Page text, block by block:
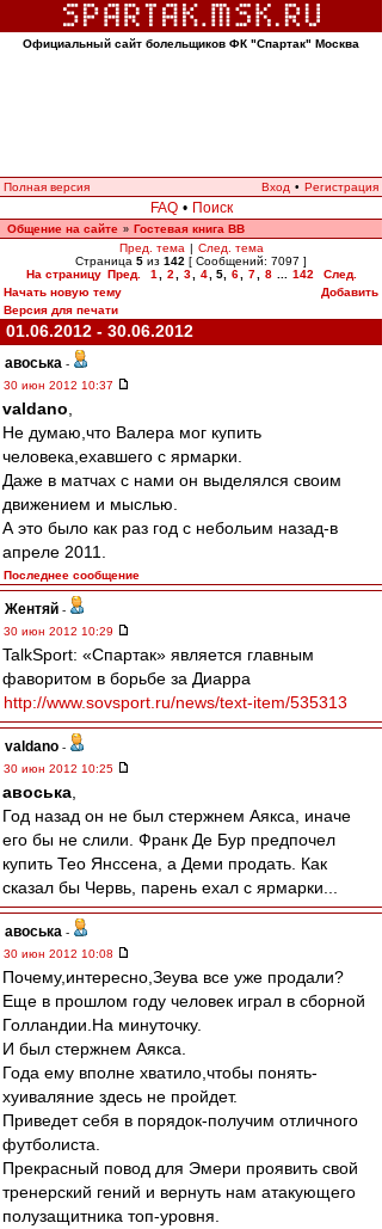
Официальный сайт болельщиков ФК "Спартак" Москва
Полная версия Вход • Регистрация
FAQ • Поиск
Общение на сайте » Гостевая книга ВВ
Пред. тема | След. тема
Страница 5 из 142 [ Сообщений: 7097 ]
На страницу Пред. 1 2 3 4 5, 6 7 8 142
След.
Начать новую тему
Добавить
Версия для печати
01.06.2012 - 30.06.2012
авоська -
30 июн 2012 10:37
valdano
Не думаю,что Валера мог купить
человека,ехавшего с ярмарки.
Даже в матчах с нами он выделялся своим
движением и мыслью.
А это было как раз год c небольим назад-в
апреле 2011.
Последнее сообщение
Жентяй -
30 июн 2012 10:29
TalkSport: «Спартак» является главным
фаворитом в борьбе за Диарра
http://www.sovsport.ru/news/text-item/535313
valdano -
30 июн 2012 10:25
авоська
Год назад он не был стержнем Аякса, иначе
его бы не слили. Франк Де Бур предпочел
купить Тео Янссена, а Деми продать. Как
сказал бы Червь, парень ехал с ярмарки...
авоська -
30 июн 2012 10:08
Почему,интересно,Зеува все уже продали?
Еще в прошлом году человек играл в сборной
Голландии.На минуточку.
И был стержнем Аякса.
Года ему вполне хватило,чтобы понять-
хуиваляние здесь не пройдет.
Приведет себя в порядок-получим отличного
футболиста.
Прекрасный повод для Эмери проявить свой
тренерский гений и вернуть нам атакующего
полузащитника топ-уровня.